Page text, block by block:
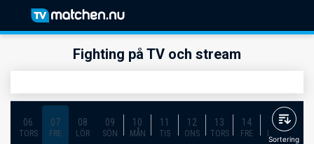
Fighting på TV och stream
06
TORS
07
FRE
08
LÖR
09
SÖN
10
MÅN
11
TIS
12
ONS
13
TORS
14
FRE
15
LÖR
Sortering